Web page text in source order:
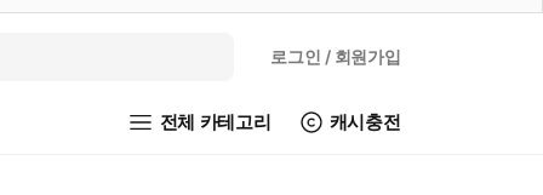
로그인 / 회원가입
전체 카테고리 캐시충전